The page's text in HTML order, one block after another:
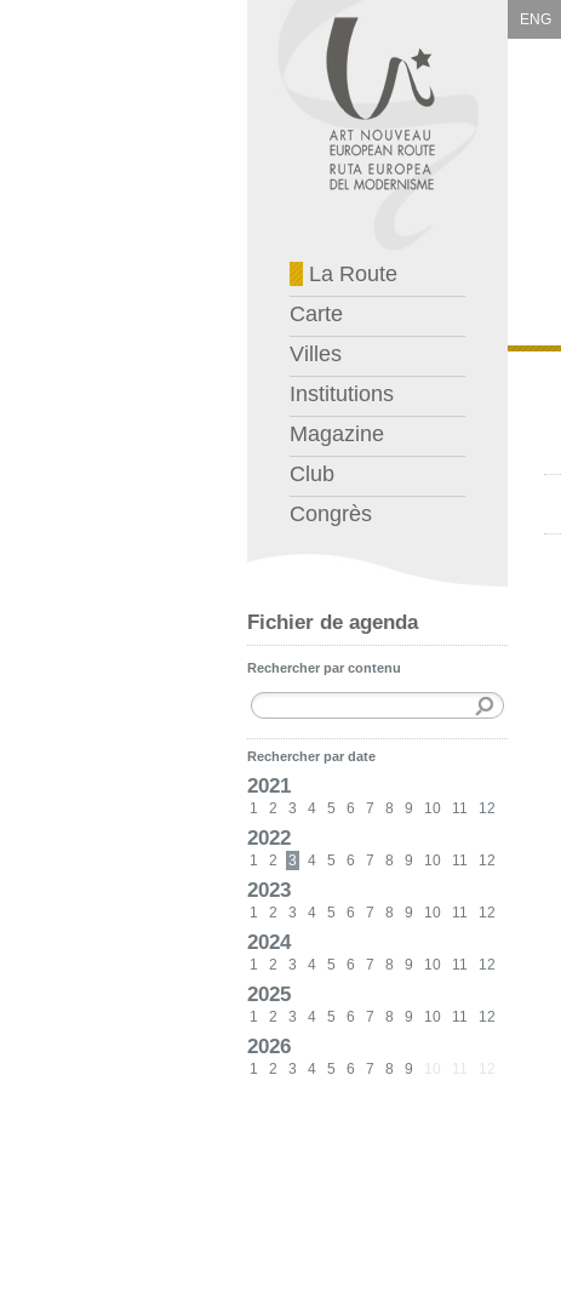
La Route
Carte
Villes
Institutions
Magazine
Club
Congrès
Fichier de agenda
Rechercher par contenu
Rechercher par date
2021
1 2 3 4 5 6 7 8 9 10 11 12
2022
1 2 3 4 5 6 7 8 9 10 11 12
2023
1 2 3 4 5 6 7 8 9 10 11 12
2024
1 2 3 4 5 6 7 8 9 10 11 12
2025
1 2 3 4 5 6 7 8 9 10 11 12
2026
1 2 3 4 5 6 7 8 9 10 11 12
ENG